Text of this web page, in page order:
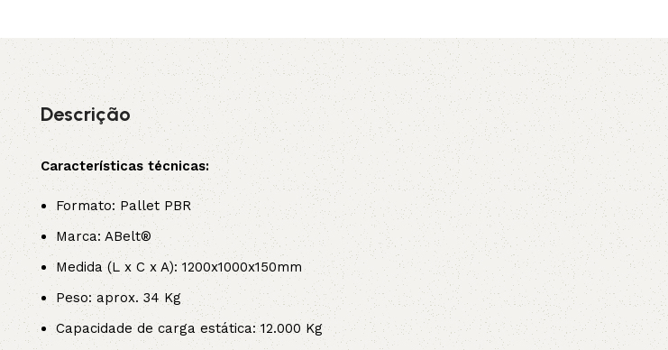
3L 3VX 5V 5VX
A AX B BX
CX D PJ PJ
PL SPA SPB
XPA XPB XPZ ZX
Descrição
Características técnicas:
Formato: Pallet PBR
Marca: ABelt®
Medida (L x C x A): 1200x1000x150mm
Peso: aprox. 34 Kg
Capacidade de carga estática: 12.000 Kg